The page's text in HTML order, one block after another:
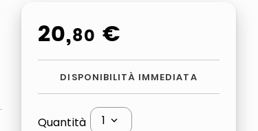
20,80 €
DISPONIBILITÀ IMMEDIATA
Quantità 1